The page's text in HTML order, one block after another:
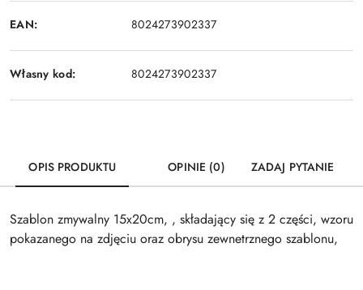
EAN: 8024273902337
Własny kod: 8024273902337
OPIS PRODUKTU OPINIE (0) ZADAJ PYTANIE
Szablon zmywalny 15x20cm, , składający się z 2 części, wzoru
pokazanego na zdjęciu oraz obrysu zewnetrznego szablonu,